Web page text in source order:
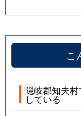
こ
隠岐郡知夫
している